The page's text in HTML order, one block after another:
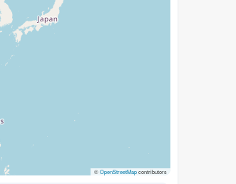
©OpenStreetMapcontributors